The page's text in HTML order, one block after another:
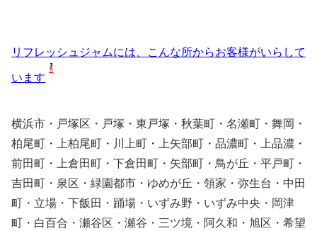
リフレッシュジャムには、こんな所からお客様がいらして
います
横浜市・戸塚区・戸塚・東戸塚・秋葉町・名瀬町・舞岡・
柏尾町・上柏尾町・川上町・上矢部町・品濃町・上品濃・
前田町・上倉田町・下倉田町・矢部町・鳥が丘・平戸町・
吉田町・泉区・緑園都市・ゆめが丘・領家・弥生台・中田
町・立場・下飯田・踊場・いずみ野・いずみ中央・岡津
町・白百合・瀬谷区・瀬谷・三ツ境・阿久和・旭区・希望